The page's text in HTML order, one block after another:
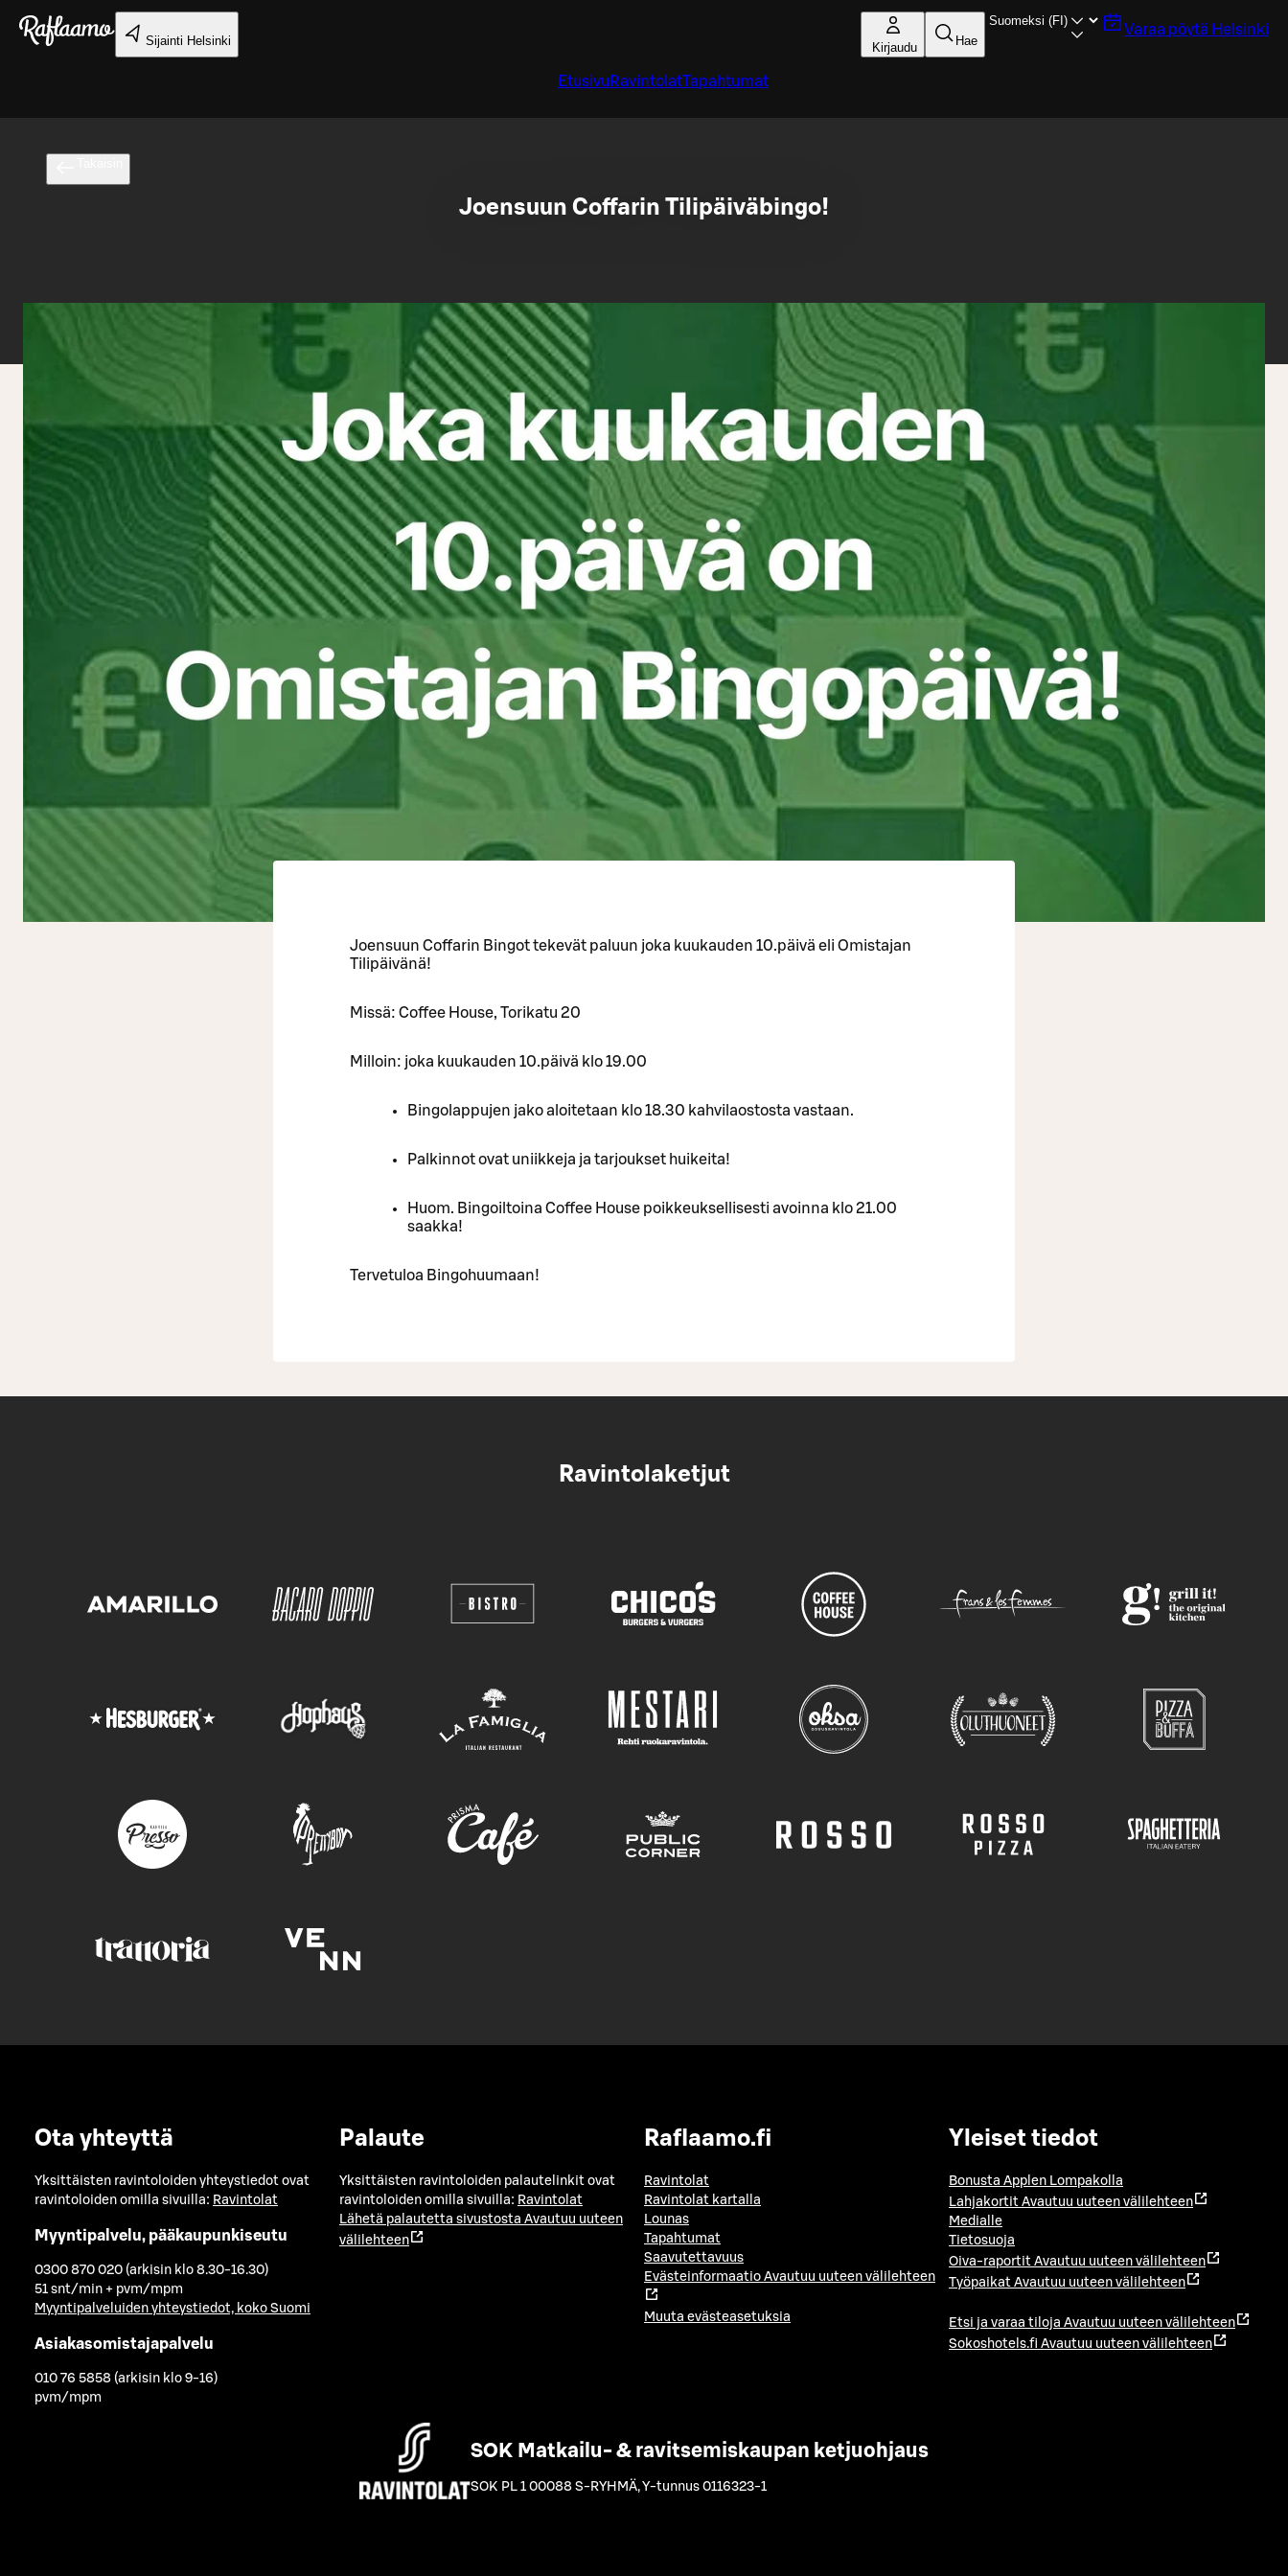
Siirry pääsisältöön
Sijainti Helsinki Kirjaudu Hae
Varaa pöytä Helsinki
Etusivu RavintolatTapahtumat
Joensuun Coffarin Tilipäiväbingo!
Joensuun Coffarin Bingot tekevät paluun joka kuukauden 10.päivä eli Omistajan
Tilipäivänä!
Missä: Coffee House, Torikatu 20
Milloin: joka kuukauden 10.päivä klo 19.00
Bingolappujen jako aloitetaan klo 18.30 kahvilaostosta vastaan.
Palkinnot ovat uniikkeja ja tarjoukset huikeita!
Huom. Bingoiltoina Coffee House poikkeuksellisesti avoinna klo 21.00
saakka!
Tervetuloa Bingohuumaan!
Ravintolaketjut
Ota yhteyttä
Yksittäisten ravintoloiden yhteystiedot ovat
ravintoloiden omilla sivuilla: Ravintolat
Myyntipalvelu, pääkaupunkiseutu
0300 870 020 (arkisin klo 8.30-16.30)
51 snt/min + pvm/mpm
Myyntipalveluiden yhteystiedot, koko Suomi
Asiakasomistajapalvelu
010 76 5858 (arkisin klo 9-16)
pvm/mpm
Palaute
Yksittäisten ravintoloiden palautelinkit ovat
ravintoloiden omilla sivuilla: Ravintolat
Lähetä palautetta sivustosta Avautuu uuteen
välilehteen
Raflaamo.fi
Ravintolat
Ravintolat kartalla
Lounas
Tapahtumat
Saavutettavuus
Evästeinformaatio Avautuu uuteen välilehteen
Muuta evästeasetuksia
Yleiset tiedot
Bonusta Applen Lompakolla
Lahjakortit Avautuu uuteen välilehteen
Medialle
Tietosuoja
Oiva-raportit Avautuu uuteen välilehteen
Työpaikat Avautuu uuteen välilehteen
Etsi ja varaa tiloja Avautuu uuteen välilehteen
Sokoshotels.fi Avautuu uuteen välilehteen
SOK Matkailu- & ravitsemiskaupan ketjuohjaus
SOK PL 1 00088 S-RYHMÄ,Y-tunnus 0116323-1